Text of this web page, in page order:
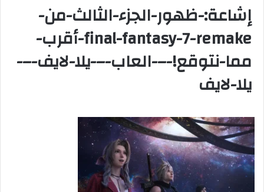
إشاعة:-ظهور-الجزء-الثالث-من-
final-fantasy-7-remake-أقرب-
مما-نتوقع!-–-العاب-–-يلا-لايف-–-
يلا-لايف